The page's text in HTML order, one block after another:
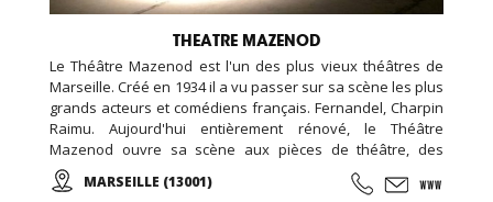
THEATRE MAZENOD
Le Théâtre Mazenod est l'un des plus vieux théâtres de
Marseille. Créé en 1934 il a vu passer sur sa scène les plus
grands acteurs et comédiens français. Fernandel, Charpin
Raimu. Aujourd'hui entièrement rénové, le Théâtre
Mazenod ouvre sa scène aux pièces de théâtre, des
Opérettes, Spectacles de Variétés, de danses, des
conférences, ... et peut être privatisé. Des cours de théâtre
MARSEILLE (13001)